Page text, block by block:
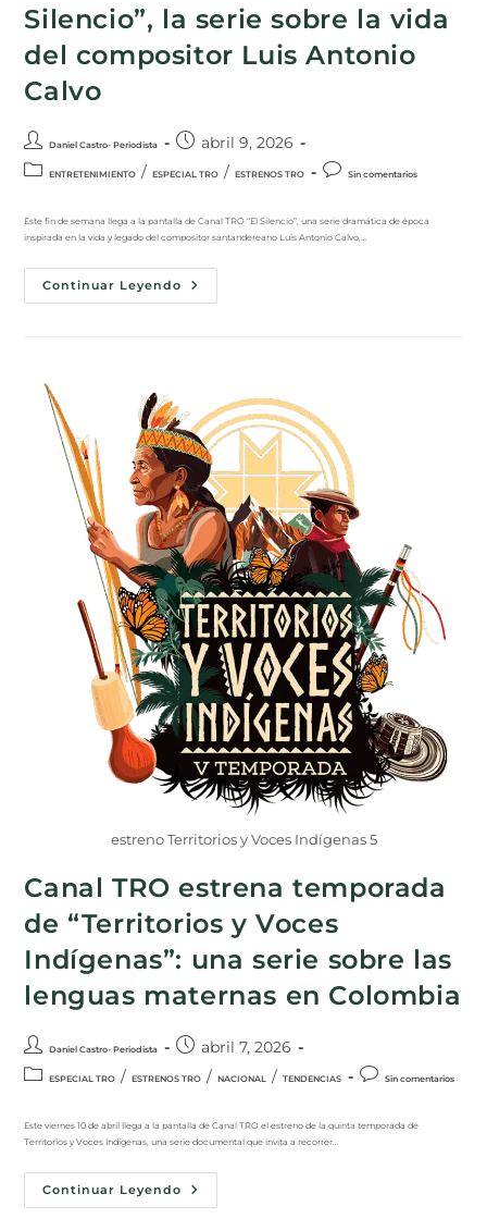
Silencio”, la serie sobre la vida
del compositor Luis Antonio
Calvo
Daniel Castro- Periodista abril 9, 2026
ENTRETENIMIENTO / ESPECIAL TRO / ESTRENOS TRO Sin comentarios
Este fin de semana llega a la pantalla de Canal TRO “El Silencio”, una serie dramática de época
inspirada en la vida y legado del compositor santandereano Luis Antonio Calvo,…
Continuar Leyendo
estreno Territorios y Voces Indígenas 5
Canal TRO estrena temporada
de “Territorios y Voces
Indígenas”: una serie sobre las
lenguas maternas en Colombia
Daniel Castro- Periodista abril 7, 2026
ESPECIAL TRO / ESTRENOS TRO / NACIONAL / TENDENCIAS Sin comentarios
Este viernes 10 de abril llega a la pantalla de Canal TRO el estreno de la quinta temporada de
Territorios y Voces Indígenas, una serie documental que invita a recorrer…
Continuar Leyendo